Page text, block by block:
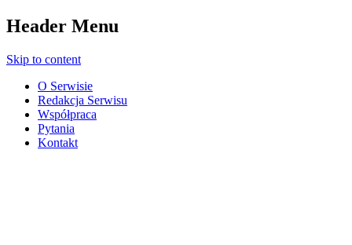
Header Menu
Skip to content
O Serwisie
Redakcja Serwisu
Współpraca
Pytania
Kontakt